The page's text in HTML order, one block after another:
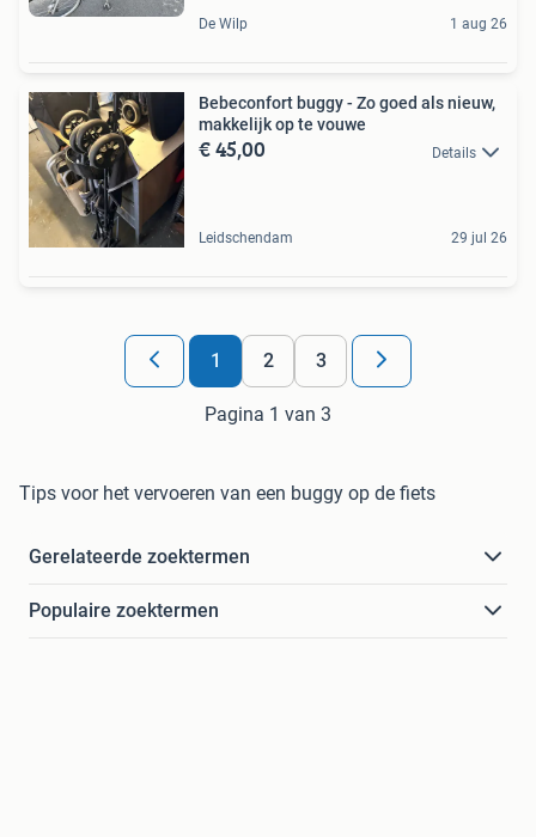
De Wilp 1 aug 26
Bebeconfort buggy - Zo goed als nieuw,
makkelijk op te vouwe
€ 45,00 Details
Leidschendam 29 jul 26
1 2 3
Pagina 1 van 3
Tips voor het vervoeren van een buggy op de fiets
Gerelateerde zoektermen
Populaire zoektermen